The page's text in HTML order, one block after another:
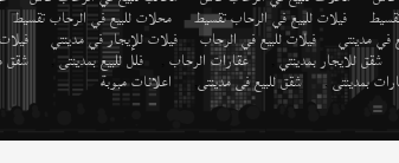
فيلات للبيع في الرحاب تقسيط محلات للبيع في الرحاب تقسيط
في مدينتي فيلات للبيع في الرحاب فيلات للإيجار في مدينتي
شقق للايجار بمدينتي, عقارات الرحاب فلل للبيع بمدينتى, شقق
بمدينتى , شقق للبيع فى مدينتى
اعلانات مبوبة